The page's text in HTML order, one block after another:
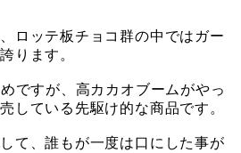
ロッテ板チョコ群の中ではガー
ります。
ですが、高カカオブームがやっ
している先駆け的な商品です。
て、誰もが一度は口にした事が